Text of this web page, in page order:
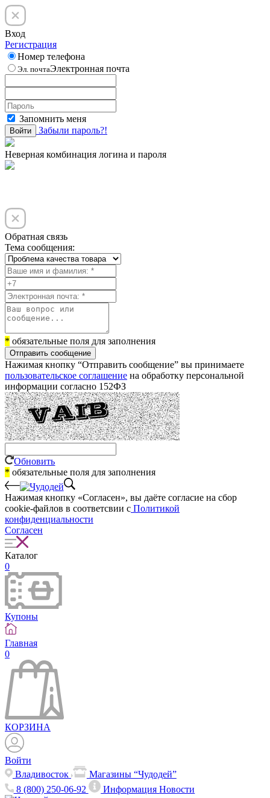
Вход
Регистрация
Номер телефона
Эл. почтаЭлектронная почта
Запомнить меня
Войти Забыли пароль?!
Неверная комбинация логина и пароля
Обратная связь
Тема сообщения:
* обязательные поля для заполнения
Отправить сообщение
Нажимая кнопку “Отправить сообщение” вы принимаете
пользовательское соглашение на обработку персональной
информации согласно 152ФЗ
Обновить
* обязательные поля для заполнения
Нажимая кнопку «Согласен», вы даёте cогласие на сбор
cookie-файлов в соответсвии с Политикой
конфиденциальности
Согласен
Каталог
0
Купоны
Главная
0
КОРЗИНА
Войти
Владивосток
Магазины “Чудодей”
8 (800) 250-06-92
ИнформацияНовости